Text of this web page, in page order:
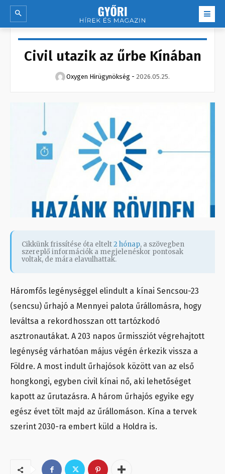
Civil utazik az űrbe Kínában
Oxygen Hirügynökség - 2026.05.25.
Cikkünk frissítése óta eltelt2 hónap, a szövegben
szereplő információk a megjelenéskor pontosak
voltak, de mára elavulhattak.
Háromfős legénységgel elindult a kínai Sencsou-23
(sencsu) űrhajó a Mennyei palota űrállomásra, hogy
leváltsa a rekordhosszan ott tartózkodó
asztronautákat. A 203 napos űrmissziót végrehajtott
legénység várhatóan május végén érkezik vissza a
Földre. A most indult űrhajósok között van az első
hongkongi, egyben civil kínai nő, aki lehetőséget
kapott az űrutazásra. A három űrhajós egyike egy
egész évet tölt majd az űrállomáson. Kína a tervek
szerint 2030-ra embert küld a Holdra is.